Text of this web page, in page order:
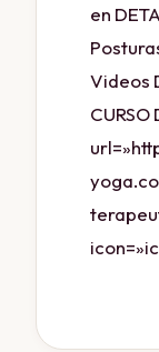
en
Videos
CURSO